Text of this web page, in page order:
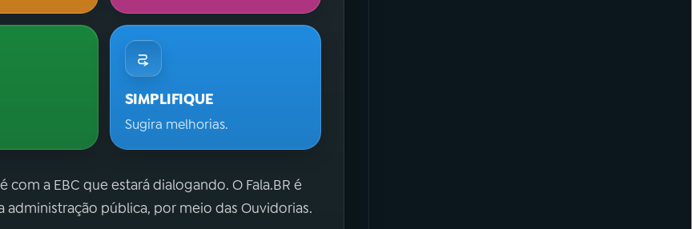
SIMPLIFIQUE
Sugira melhorias.
com a EBC que estará dialogando. O Fala.BR é
pública, por meio das Ouvidorias.